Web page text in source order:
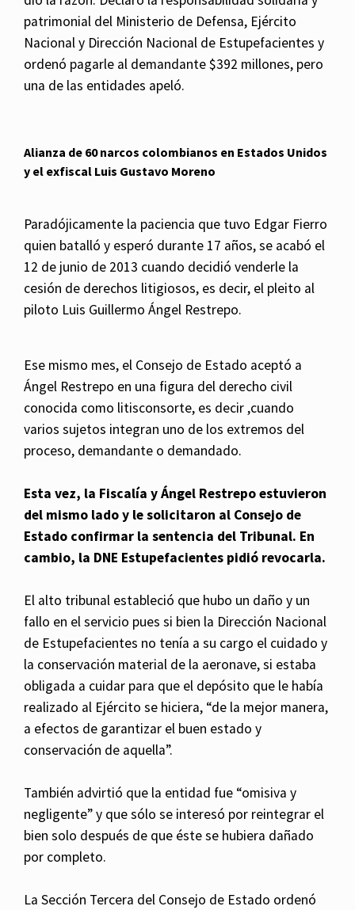
patrimonial del Ministerio de Defensa, Ejército
Nacional y Dirección Nacional de Estupefacientes y
ordenó pagarle al demandante $392 millones, pero
una de las entidades apeló.
Alianza de 60 narcos colombianos en Estados Unidos
y el exfiscal Luis Gustavo Moreno
Paradójicamente la paciencia que tuvo Edgar Fierro
quien batalló y esperó durante 17 años, se acabó el
12 de junio de 2013 cuando decidió venderle la
cesión de derechos litigiosos, es decir, el pleito al
piloto Luis Guillermo Ángel Restrepo.
Ese mismo mes, el Consejo de Estado aceptó a
Ángel Restrepo en una figura del derecho civil
conocida como litisconsorte, es decir ,cuando
varios sujetos integran uno de los extremos del
proceso, demandante o demandado.
Esta vez, la Fiscalía y Ángel Restrepo estuvieron
del mismo lado y le solicitaron al Consejo de
Estado confirmar la sentencia del Tribunal. En
cambio, la DNE Estupefacientes pidió revocarla.
El alto tribunal estableció que hubo un daño y un
fallo en el servicio pues si bien la Dirección Nacional
de Estupefacientes no tenía a su cargo el cuidado y
la conservación material de la aeronave, si estaba
obligada a cuidar para que el depósito que le había
realizado al Ejército se hiciera, “de la mejor manera,
a efectos de garantizar el buen estado y
conservación de aquella”.
También advirtió que la entidad fue “omisiva y
negligente” y que sólo se interesó por reintegrar el
bien solo después de que éste se hubiera dañado
por completo.
La Sección Tercera del Consejo de Estado ordenó